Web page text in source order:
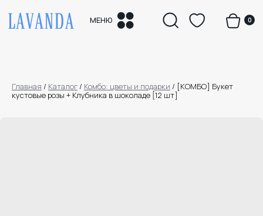
МЕНЮ
Главная / Каталог / Комбо: цветы и подарки / [КОМБО] Букет
кустовые розы + Клубника в шоколаде [12 шт]